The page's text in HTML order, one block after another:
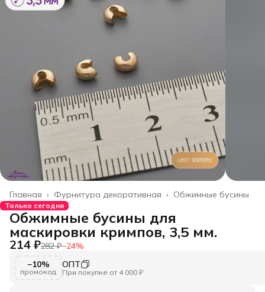
Обжимные бусины
Фурнитура декоративная ›
Главная ›
Только сегодня
Обжимные бусины для
маскировки кримпов, 3,5 мм.
214 ₽282 ₽−24%
−10%
промокод
ОПТ
При покупке от 4 000 ₽